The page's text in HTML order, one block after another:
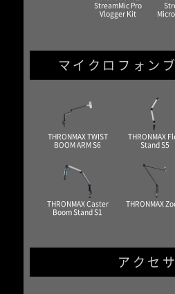
StreamMic Pro
Vlogger Kit
マイクロフォン
THRONMAX TWIST
BOOM ARM S6
THRONMAX
Stand S5
THRONMAX Caster
Boom Stand S1
THRONMAX
アクセ